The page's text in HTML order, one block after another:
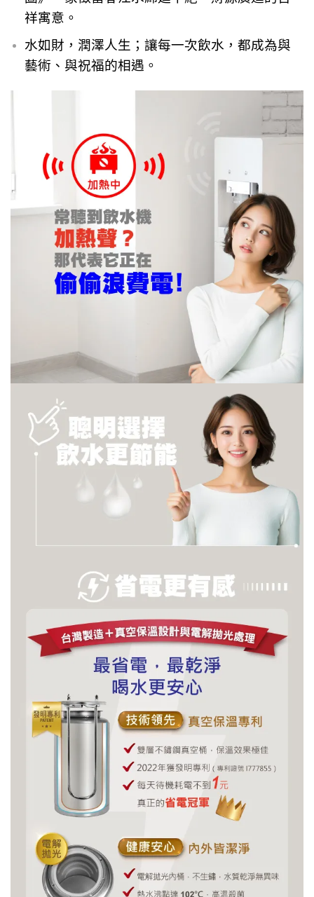
祥寓意。
水如財，潤澤人生； 讓每一次飲水，都成為與
藝術、與祝福的相遇。